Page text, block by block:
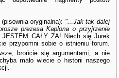
oryginalna): "...Jak tak dalej
prezesa Kaplona o przyjrzenie
JESTEM CAŁY ZA! Niech się Jurek
przypomni sobie o istnieniu forum.
brońcie się argumentami, a nie
mało wiecie o historii naszego